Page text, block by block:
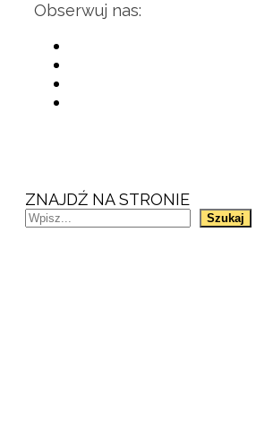
Obserwuj nas:
ZNAJDŹ NA STRONIE
Szukaj